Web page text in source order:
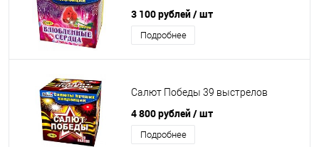
3 100 рублей/ шт
Подробнее
Салют Победы 39 выстрелов
4 800 рублей/ шт
Подробнее